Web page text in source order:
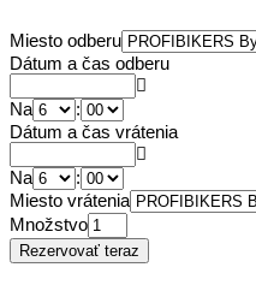
Miesto odberu
Dátum a čas odberu
Na
:
Dátum a čas vrátenia
Na
:
Miesto vrátenia
Množstvo